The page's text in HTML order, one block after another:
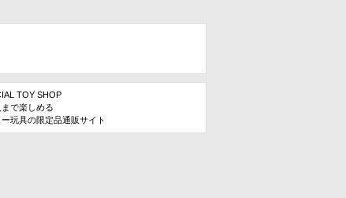
TOY SHOP
で楽しめる
玩具の限定品通販サイト